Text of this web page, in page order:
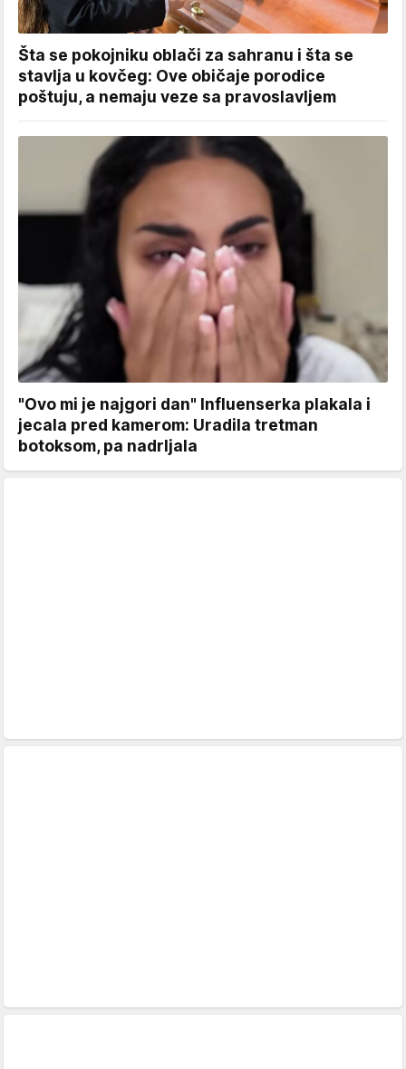
Šta se pokojniku oblači za sahranu i šta se
stavlja u kovčeg: Ove običaje porodice
poštuju, a nemaju veze sa pravoslavljem
"Ovo mi je najgori dan" Influenserka plakala i
jecala pred kamerom: Uradila tretman
botoksom, pa nadrljala